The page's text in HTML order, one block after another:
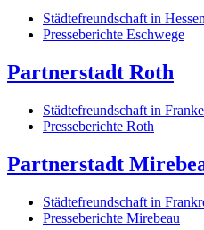
Städtefreundschaft in Hessen
Presseberichte Eschwege
Partnerstadt Roth
Städtefreundschaft in
Presseberichte Roth
Partnerstadt
Städtefreundschaft in
Presseberichte Mirebeau